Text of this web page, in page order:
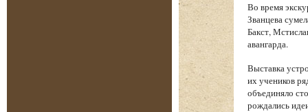
Во время
Званцева
Бакст,
авангарда.
Выставка
их учеников
объединяло
рождались